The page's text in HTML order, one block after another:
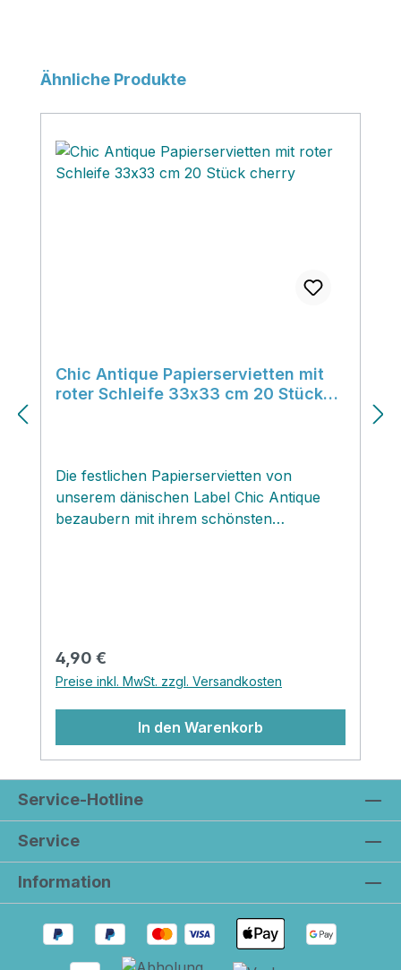
Produktgalerie überspringen
Ähnliche Produkte
Chic Antique Papierservietten mit
roter Schleife 33x33 cm 20 Stück
Die festlichen Papierservietten von
unserem dänischen Label Chic Antique
bezaubern mit ihrem schönsten
Regulärer Preis:
4,90 €
Preise inkl. MwSt. zzgl. Versandkosten
In den Warenkorb
Service-Hotline
Service
Information